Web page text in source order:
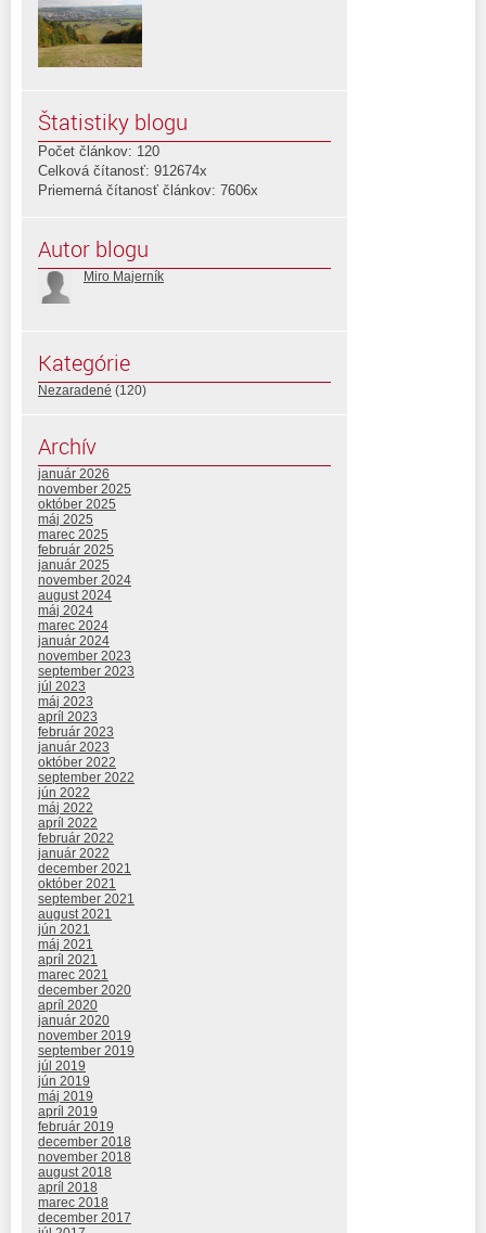
Štatistiky blogu
Počet článkov: 120
Celková čítanosť: 912674x
Priemerná čítanosť článkov: 7606x
Autor blogu
Miro Majerník
Kategórie
Nezaradené (120)
Archív
január 2026
november 2025
október 2025
máj 2025
marec 2025
február 2025
január 2025
november 2024
august 2024
máj 2024
marec 2024
január 2024
november 2023
september 2023
júl 2023
máj 2023
apríl 2023
február 2023
január 2023
október 2022
september 2022
jún 2022
máj 2022
apríl 2022
február 2022
január 2022
december 2021
október 2021
september 2021
august 2021
jún 2021
máj 2021
apríl 2021
marec 2021
december 2020
apríl 2020
január 2020
november 2019
september 2019
júl 2019
jún 2019
máj 2019
apríl 2019
február 2019
december 2018
november 2018
august 2018
apríl 2018
marec 2018
december 2017